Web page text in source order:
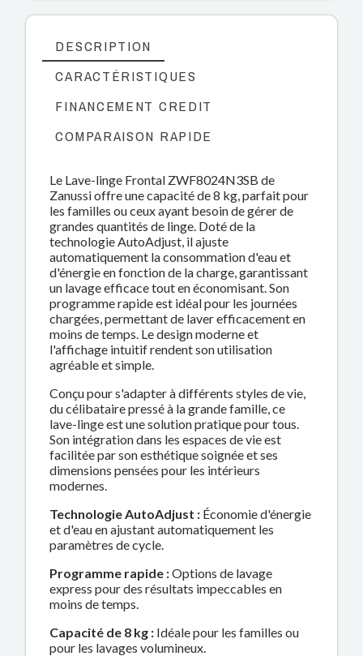
DESCRIPTION
CARACTÉRISTIQUES
FINANCEMENT CREDIT
COMPARAISON RAPIDE
Le Lave-linge Frontal ZWF8024N3SB de
Zanussi offre une capacité de 8 kg, parfait pour
les familles ou ceux ayant besoin de gérer de
grandes quantités de linge. Doté de la
technologie AutoAdjust, il ajuste
automatiquement la consommation d'eau et
d'énergie en fonction de la charge, garantissant
un lavage efficace tout en économisant. Son
programme rapide est idéal pour les journées
chargées, permettant de laver efficacement en
moins de temps. Le design moderne et
l'affichage intuitif rendent son utilisation
agréable et simple.
Conçu pour s'adapter à différents styles de vie,
du célibataire pressé à la grande famille, ce
lave-linge est une solution pratique pour tous.
Son intégration dans les espaces de vie est
facilitée par son esthétique soignée et ses
dimensions pensées pour les intérieurs
modernes.
Technologie AutoAdjust : Économie d'énergie
et d'eau en ajustant automatiquement les
paramètres de cycle.
Programme rapide :Options de lavage
express pour des résultats impeccables en
moins de temps.
Capacité de 8 kg : Idéale pour les familles ou
pour les lavages volumineux.